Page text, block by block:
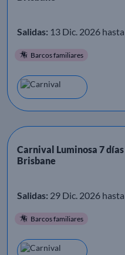
Salidas: 13 Dic. 2026
Barcos familiares
Carnival Luminosa 7 días
Brisbane
Salidas: 29 Dic. 2026
Barcos familiares